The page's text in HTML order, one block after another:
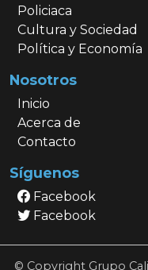
Policiaca
Cultura y Sociedad
Política y Economía
Nosotros
Inicio
Acerca de
Contacto
Síguenos
Facebook
Facebook
© Copyright Grupo